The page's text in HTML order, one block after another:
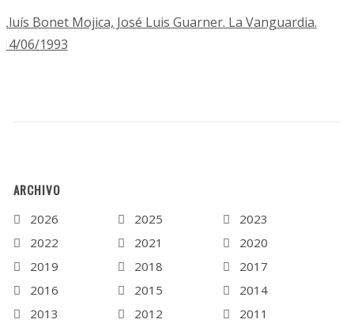
Lluís Bonet Mojica, José Luis Guarner. La Vanguardia.
14/06/1993
ARCHIVO
2026 2025
2023
2022
2021
2020
2019
2018
2017
2016
2015
2014
2013
2012
2011